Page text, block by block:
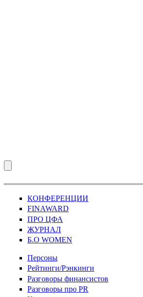
КОНФЕРЕНЦИИ
FINAWARD
ПРО ЦФА
ЖУРНАЛ
Б.О WOMEN
Персоны
Рейтинги/Рэнкинги
Разговоры финансистов
Разговоры про PR